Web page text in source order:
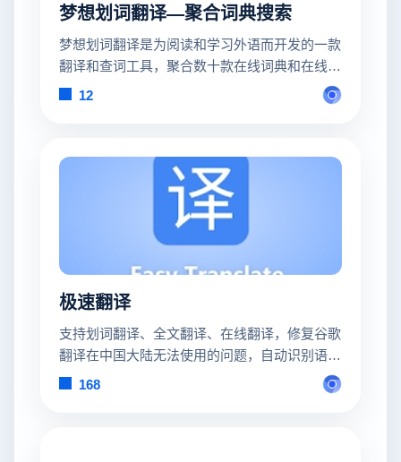
梦想划词翻译—聚合词典搜索
梦想划词翻译是为阅读和学习外语而开发的一款
翻译和查词工具，聚合数十款在线词典和在线翻
译。12
极速翻译
支持划词翻译、全文翻译、在线翻译，修复谷歌
翻译在中国大陆无法使用的问题，自动识别语
言，支持上百种语言互译，无障碍阅读外文
168